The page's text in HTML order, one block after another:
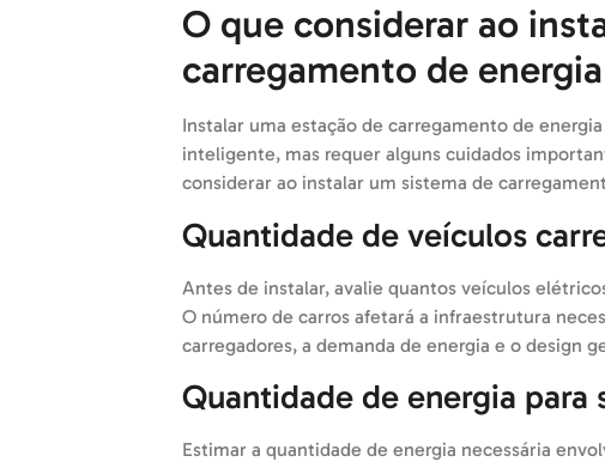
O que considerar ao
carregamento de
Instalar uma estação de carregamento de
inteligente, mas requer alguns cuidados
considerar ao instalar um sistema de
Quantidade de veículos
Antes de instalar, avalie quantos veículos
O número de carros afetará a infraestrutura
carregadores, a demanda de energia e o design
Quantidade de energia para
Estimar a quantidade de energia necessária